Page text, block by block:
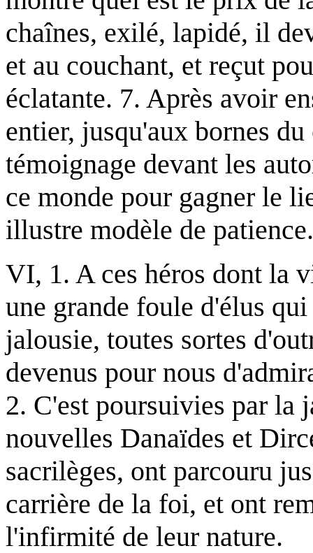
chaînes, exilé, lapidé, il
et au couchant, et reçut
éclatante. 7. Après avoir
entier, jusqu'aux bornes
témoignage devant les
ce monde pour gagner le
illustre modèle de patience.
VI, 1. A ces héros dont la
une grande foule d'élus
jalousie, toutes sortes
devenus pour nous
2. C'est poursuivies par la
nouvelles Danaïdes et
sacrilèges, ont parcouru
carrière de la foi, et ont
l'infirmité de leur nature.